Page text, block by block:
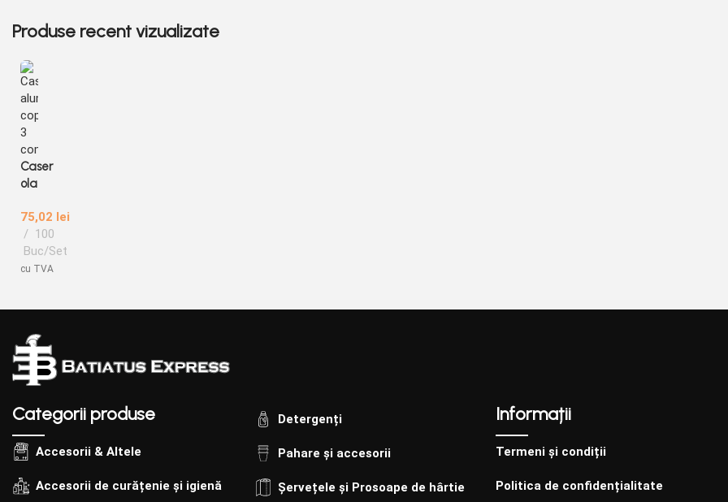
Produse recent vizualizate
Caser
ola
niu/for
ma
copt 3
comp
681L,
100
buc/s
et
75,02 lei
100
Buc/Set
cu TVA
Categorii produse
Accesorii & Altele
Accesorii de curățenie și igienă
Detergenți
Pahare și accesorii
Șervețele și Prosoape de hârtie
Informații
Termeni și condiții
Politica de confidențialitate